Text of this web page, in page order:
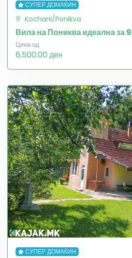
СУПЕР ДОМАЌИН
Kochani/Ponikva
Вила на Пониква идеална за
Цена од
6,500.00 ден
СУПЕР ДОМАЌИН